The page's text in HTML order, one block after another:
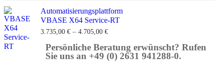
Automatisierungsplattform
VBASE X64 Service-RT
3.735,00 € – 4.705,00 €
Persönliche Beratung erwünscht? Rufen
Sie uns an +49 (0) 2631 941288-0.